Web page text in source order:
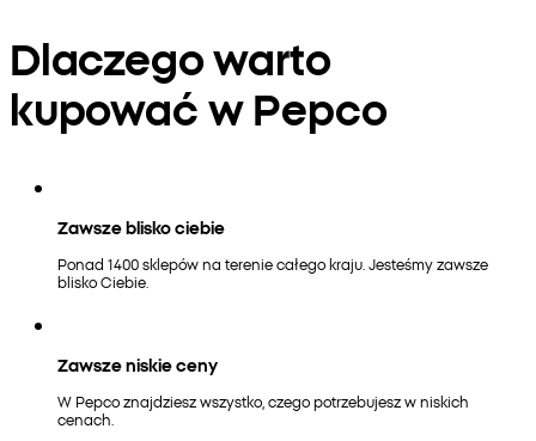
Dlaczego warto
kupować w Pepco
Zawsze blisko ciebie
Ponad 1400 sklepów na terenie całego kraju. Jesteśmy zawsze
blisko Ciebie.
Zawsze niskie ceny
W Pepco znajdziesz wszystko, czego potrzebujesz w niskich
cenach.